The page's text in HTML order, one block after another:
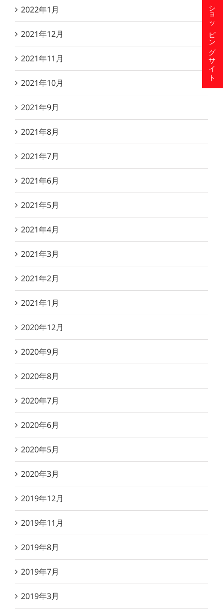
2022年1月
2021年12月
2021年11月
2021年10月
2021年9月
2021年8月
2021年7月
2021年6月
2021年5月
2021年4月
2021年3月
2021年2月
2021年1月
2020年12月
2020年9月
2020年8月
2020年7月
2020年6月
2020年5月
2020年3月
2019年12月
2019年11月
2019年8月
2019年7月
2019年3月
ショッピングサイト